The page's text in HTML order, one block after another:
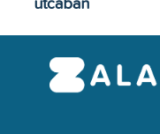
utcában